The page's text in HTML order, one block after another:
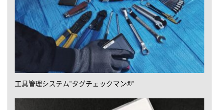
工具管理システム”タグチェックマン®”